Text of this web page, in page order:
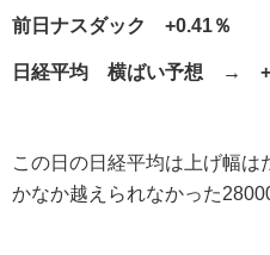
前日ナスダック +0.41％
日経平均 横ばい予想 →
この日の日経平均は上げ幅
かなか越えられなかった